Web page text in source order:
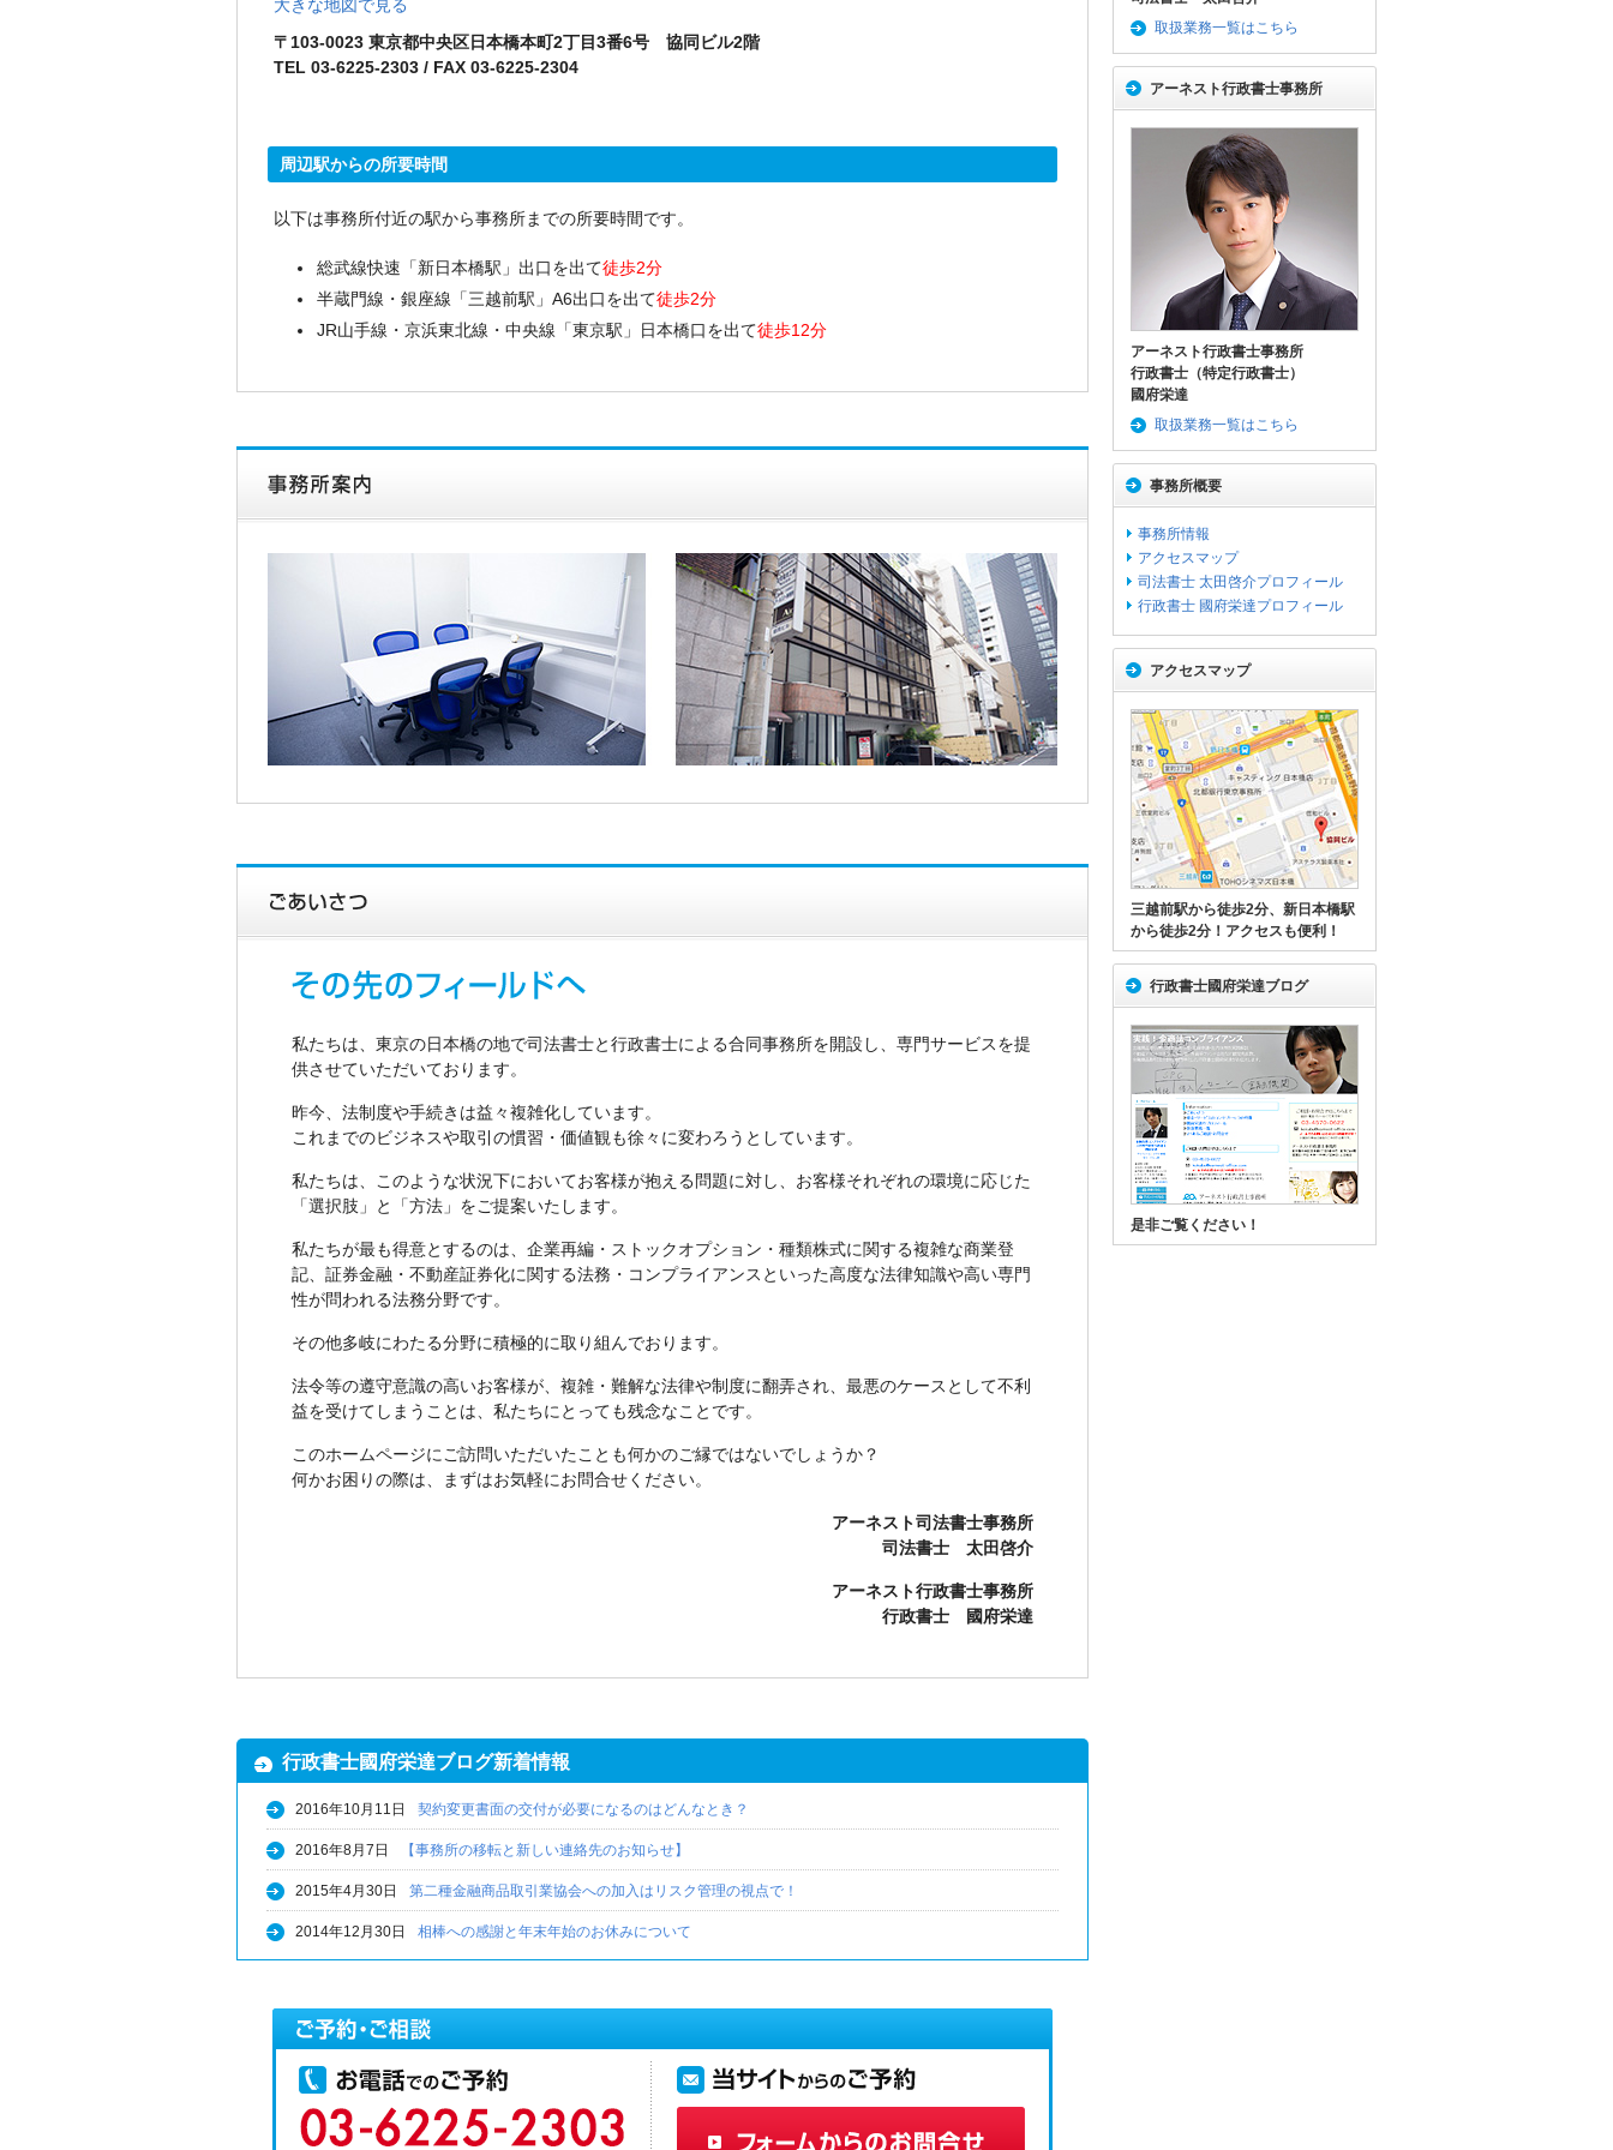
大きな地図で見る
〒103-0023 東京都中央区日本橋本町2丁目3番6号 協同ビル2階
TEL 03-6225-2303 / FAX 03-6225-2304
周辺駅からの所要時間
以下は事務所付近の駅から事務所までの所要時間です。
総武線快速「新日本橋駅」出口を出て徒歩2分
半蔵門線・銀座線「三越前駅」A6出口を出て徒歩2分
JR山手線・京浜東北線・中央線「東京駅」日本橋口を出て徒歩12分
私たちは、東京の日本橋の地で司法書士と行政書士による合同事務所を開設し、専門サービスを提
供させていただいております。
昨今、法制度や手続きは益々複雑化しています。
これまでのビジネスや取引の慣習・価値観も徐々に変わろうとしています。
私たちは、このような状況下においてお客様が抱える問題に対し、お客様それぞれの環境に応じた
「選択肢」と「方法」をご提案いたします。
私たちが最も得意とするのは、企業再編・ストックオプション・種類株式に関する複雑な商業登
記、証券金融・不動産証券化に関する法務・コンプライアンスといった高度な法律知識や高い専門
性が問われる法務分野です。
その他多岐にわたる分野に積極的に取り組んでおります。
法令等の遵守意識の高いお客様が、複雑・難解な法律や制度に翻弄され、最悪のケースとして不利
益を受けてしまうことは、私たちにとっても残念なことです。
このホームページにご訪問いただいたことも何かのご縁ではないでしょうか？
何かお困りの際は、まずはお気軽にお問合せください。
アーネスト司法書士事務所
司法書士 太田啓介
アーネスト行政書士事務所
行政書士 國府栄達
行政書士國府栄達ブログ新着情報
2016年10月11日 契約変更書面の交付が必要になるのはどんなとき？
2016年8月7日 【事務所の移転と新しい連絡先のお知らせ】
2015年4月30日 第二種金融商品取引業協会への加入はリスク管理の視点で！
2014年12月30日 相棒への感謝と年末年始のお休みについて
取扱業務一覧はこちら
アーネスト行政書士事務所
アーネスト行政書士事務所
行政書士（特定行政書士）
國府栄達
取扱業務一覧はこちら
事務所概要
事務所情報
アクセスマップ
司法書士 太田啓介プロフィール
行政書士 國府栄達プロフィール
アクセスマップ
三越前駅から徒歩2分、新日本橋駅
から徒歩2分！アクセスも便利！
行政書士國府栄達ブログ
是非ご覧ください！